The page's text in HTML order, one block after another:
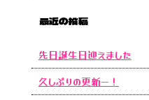
最近の投稿
先日誕生日迎えました
久しぶりの更新ー！